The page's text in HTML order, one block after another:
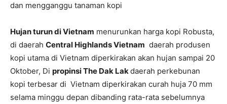
dan mengganggu tanaman kopi
Hujan turun di Vietnam menurunkan harga kopi Robusta,
di daerah Central Highlands Vietnam daerah produsen
kopi utama di Vietnam diperkirakan akan hujan sampai 20
Oktober, Di propinsi The Dak Lakdaerah perkebunan
kopi terbesar di Vietnam diperkirakan curah huja 70 mm
selama minggu depan dibanding rata-rata sebelumnya